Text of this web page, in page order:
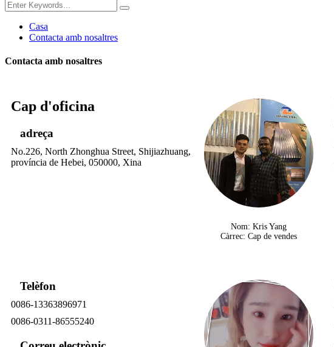
Casa
Contacta amb nosaltres
Contacta amb nosaltres
Cap d'oficina
adreça
No.226, North Zhonghua Street, Shijiazhuang,
província de Hebei, 050000, Xina
Nom: Kris Yang
Càrrec: Cap de vendes
Telèfon
0086-13363896971
0086-0311-86555240